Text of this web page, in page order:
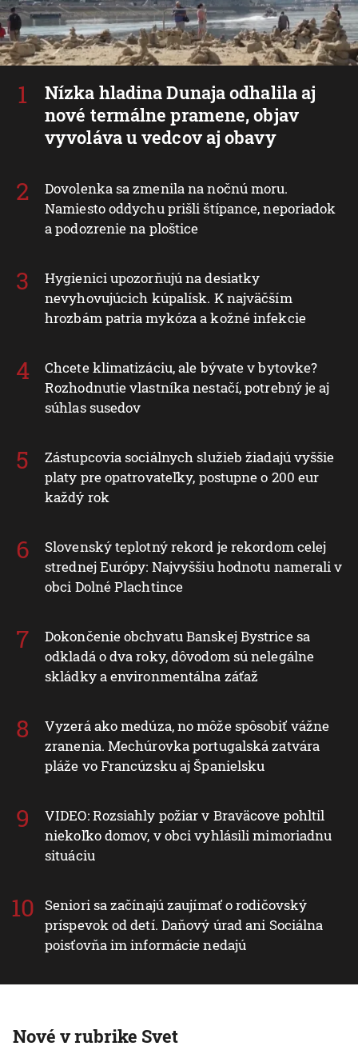
Nízka hladina Dunaja odhalila aj
nové termálne pramene, objav
vyvoláva u vedcov aj obavy
Dovolenka sa zmenila na nočnú moru.
Namiesto oddychu prišli štípance, neporiadok
a podozrenie na ploštice
Hygienici upozorňujú na desiatky
nevyhovujúcich kúpalísk. K najväčším
hrozbám patria mykóza a kožné infekcie
Chcete klimatizáciu, ale bývate v bytovke?
Rozhodnutie vlastníka nestačí, potrebný je aj
súhlas susedov
Zástupcovia sociálnych služieb žiadajú vyššie
platy pre opatrovateľky, postupne o 200 eur
každý rok
Slovenský teplotný rekord je rekordom celej
strednej Európy: Najvyššiu hodnotu namerali v
obci Dolné Plachtince
Dokončenie obchvatu Banskej Bystrice sa
odkladá o dva roky, dôvodom sú nelegálne
skládky a environmentálna záťaž
Vyzerá ako medúza, no môže spôsobiť vážne
zranenia. Mechúrovka portugalská zatvára
pláže vo Francúzsku aj Španielsku
VIDEO: Rozsiahly požiar v Braväcove pohltil
niekoľko domov, v obci vyhlásili mimoriadnu
situáciu
Seniori sa začínajú zaujímať o rodičovský
príspevok od detí. Daňový úrad ani Sociálna
poisťovňa im informácie nedajú
Nové v rubrike Svet